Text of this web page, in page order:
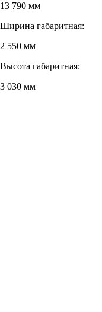
13 790 мм
Ширина габаритная:
2 550 мм
Высота габаритная:
3 030 мм